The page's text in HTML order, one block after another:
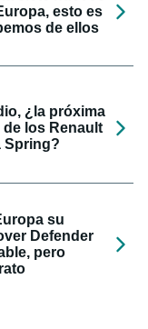
esto es
de ellos
¿la próxima
los Renault
Spring?
su
Defender
pero